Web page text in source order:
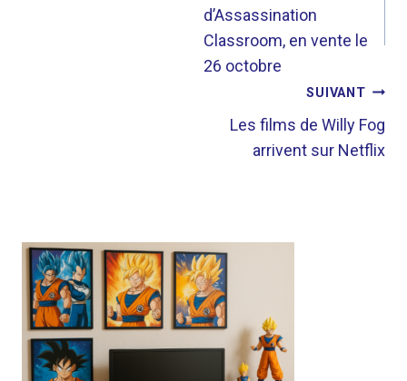
L’ARTICLEd’Assassination
Classroom, en vente le
26 octobre
SUIVANT
Les films de Willy Fog
arrivent sur Netflix